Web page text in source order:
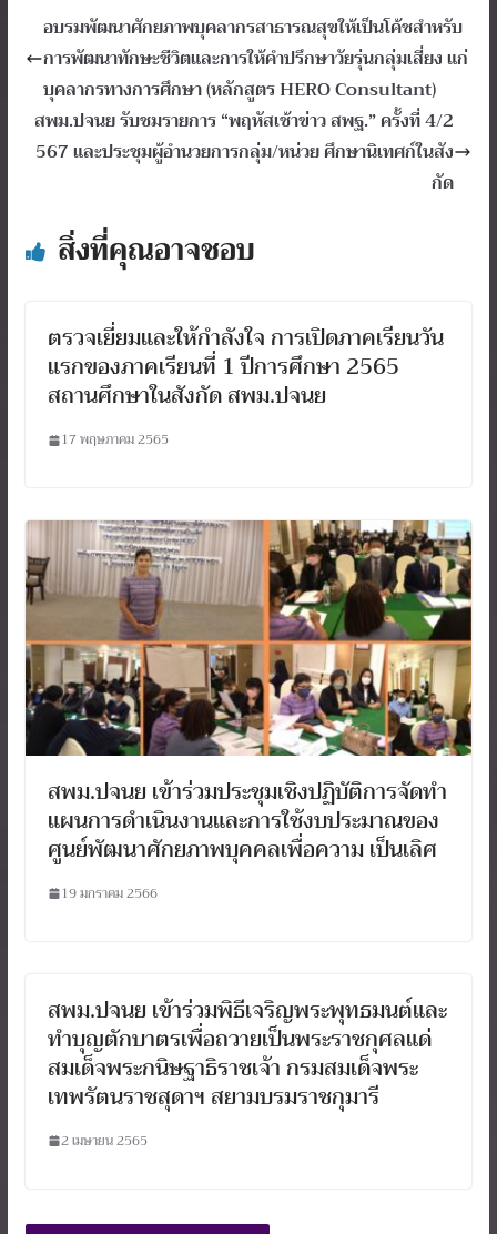
อบรมพัฒนาศักยภาพบุคลากรสาธารณสุขให้เป็นโค้ชสำหรับ
การพัฒนาทักษะชีวิตและการให้คำปรึกษาวัยรุ่นกลุ่มเสี่ยง แก่
บุคลากรทางการศึกษา (หลักสูตร HERO Consultant)
สพม.ปจนย รับชมรายการ “พฤหัสเช้าข่าว สพฐ.” ครั้งที่ 4/2
567 และประชุมผู้อำนวยการกลุ่ม/หน่วย ศึกษานิเทศก์ในสัง
กัด
สิ่งที่คุณอาจชอบ
ตรวจเยี่ยมและให้กำลังใจ การเปิดภาคเรียนวัน
แรกของภาคเรียนที่ 1 ปีการศึกษา 2565
สถานศึกษาในสังกัด สพม.ปจนย
17 พฤษภาคม 2565
สพม.ปจนย เข้าร่วมประชุมเชิงปฏิบัติการจัดทำ
แผนการดำเนินงานและการใช้งบประมาณของ
ศูนย์พัฒนาศักยภาพบุคคลเพื่อความ เป็นเลิศ
19 มกราคม 2566
สพม.ปจนย เข้าร่วมพิธีเจริญพระพุทธมนต์และ
ทำบุญตักบาตรเพื่อถวายเป็นพระราชกุศลแด่
สมเด็จพระกนิษฐาธิราชเจ้า กรมสมเด็จพระ
เทพรัตนราชสุดาฯ สยามบรมราชกุมารี
2 เมษายน 2565